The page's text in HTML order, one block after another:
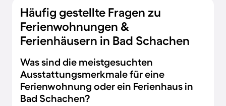
Häufig gestellte Fragen zu
Ferienwohnungen &
Ferienhäusern in Bad Schachen
Was sind die meistgesuchten
Ausstattungsmerkmale für eine
Ferienwohnung oder ein Ferienhaus in
Bad Schachen?